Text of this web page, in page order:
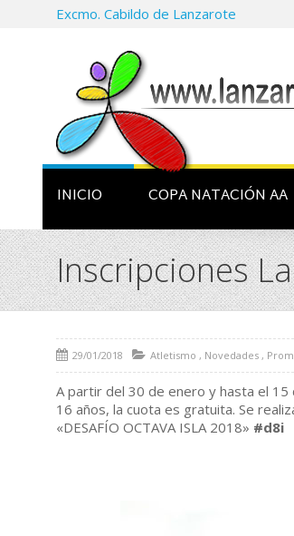
Excmo. Cabildo de Lanzarote
INICIO COPA NATACIÓN AA
Inscripciones
29/01/2018 Atletismo , Novedades ,
A partir del 30 de enero y hasta el
16 años, la cuota es gratuita. Se
«DESAFÍO OCTAVA ISLA 2018» #d8i